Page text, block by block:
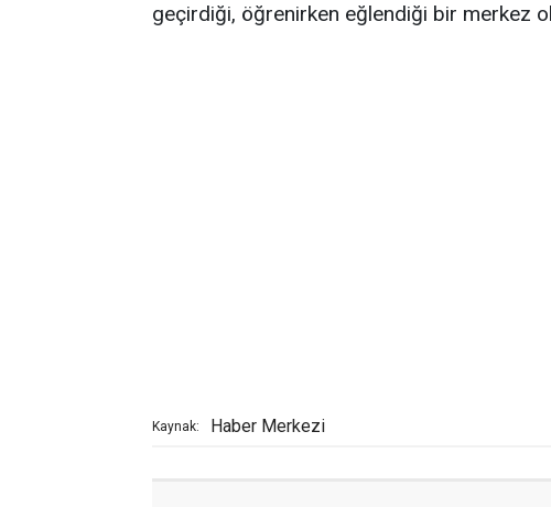
geçirdiği, öğrenirken eğlendiği bir merkez
Kaynak: Haber Merkezi